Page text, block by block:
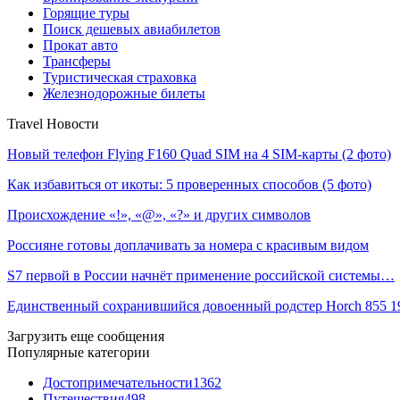
Горящие туры
Поиск дешевых авиабилетов
Прокат авто
Трансферы
Туристическая страховка
Железнодорожные билеты
Travel Новости
Новый телефон Flying F160 Quad SIM на 4 SIM-карты (2 фото)
Как избавиться от икоты: 5 проверенных способов (5 фото)
Происхождение «!», «@», «?» и других символов
Россияне готовы доплачивать за номера с красивым видом
S7 первой в России начнёт применение российской системы…
Единственный сохранившийся довоенный родстер Horch 855
Загрузить еще сообщения
Популярные категории
Достопримечательности1362